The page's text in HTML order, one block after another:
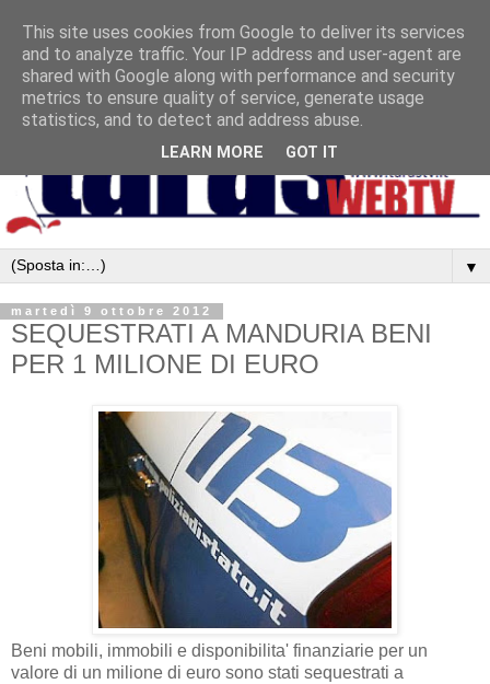
▼
martedì 9 ottobre 2012
SEQUESTRATI A MANDURIA BENI
PER 1 MILIONE DI EURO
Beni mobili, immobili e disponibilita' finanziarie per un
valore di un milione di euro sono stati sequestrati a
This site uses cookies from Google to deliver its services
and to analyze traffic. Your IP address and user-agent are
shared with Google along with performance and security
metrics to ensure quality of service, generate usage
statistics, and to detect and address abuse.
LEARN MORE GOT IT